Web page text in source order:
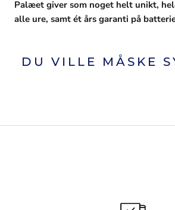
Palæet giver som noget helt unikt,
alle ure, samt ét års garanti på
DU VILLE MÅSKE